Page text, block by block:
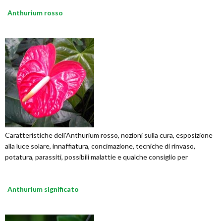
Anthurium rosso
Caratteristiche dell'Anthurium rosso, nozioni sulla cura, esposizione
alla luce solare, innaffiatura, concimazione, tecniche di rinvaso,
potatura, parassiti, possibili malattie e qualche consiglio per
Anthurium significato